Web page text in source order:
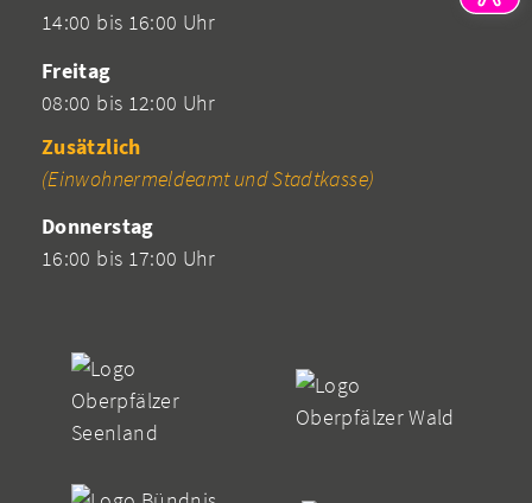
14:00 bis 16:00 Uhr
Freitag
08:00 bis 12:00 Uhr
Zusätzlich
(Einwohnermeldeamt und Stadtkasse)
Donnerstag
16:00 bis 17:00 Uhr